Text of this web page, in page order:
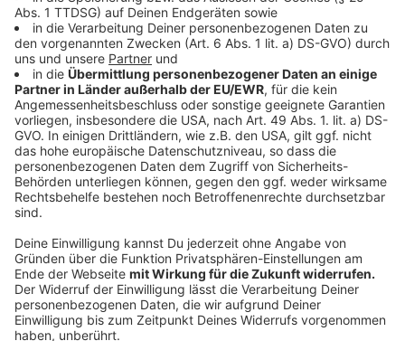
Aussagen trifft. Ganz grundsätzlich sind Arbeitnehmer
in Deutschland laut Gesetz angehalten, ihren Urlaub
möglichst im laufenden Kalenderjahr zu nehmen.
Anzeige
Europäischer Gerichtshof stellte Weichen
Anzeige
Das Bundesarbeitsgericht hatte die beiden Fälle aus
NRW vor seiner Entscheidung dem Europäischen
Gerichtshof (EuGH) in Luxemburg vorgelegt. Er sollte
prüfen, ob europäisches Recht eine Verjährung des
Urlaubsanspruchs gestatte, "wenn der Arbeitgeber